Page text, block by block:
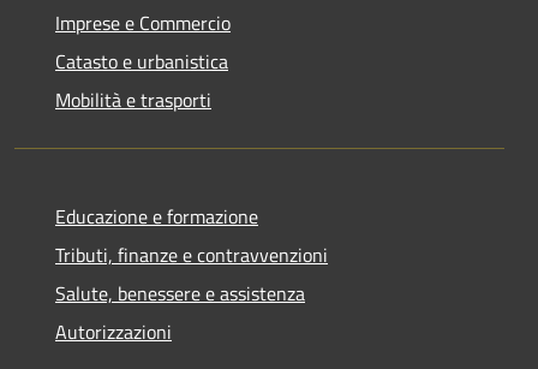
Imprese e Commercio
Catasto e urbanistica
Mobilità e trasporti
Educazione e formazione
Tributi, finanze e contravvenzioni
Salute, benessere e assistenza
Autorizzazioni